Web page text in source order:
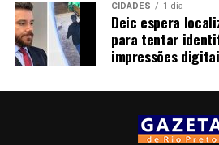
CIDADES 1 dia
Deic espera
para tentar
impressões